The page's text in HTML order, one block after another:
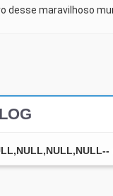
maravilhoso